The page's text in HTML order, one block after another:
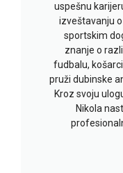
uspešnu
izveštavanju
sportskim
znanje o
fudbalu,
pruži dubinske
Kroz svoju
Nikola